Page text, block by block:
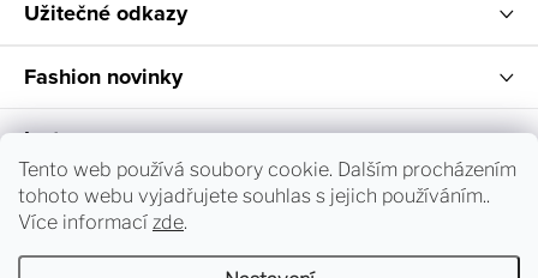
Tento web používá soubory cookie. Dalším procházením
tohoto webu vyjadřujete souhlas s jejich používáním..
Více informací zde.
Užitečné odkazy
Fashion novinky
Instagram
Sledování objednávky a vrácení zboží